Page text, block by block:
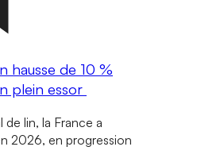
hausse de 10 %
plein essor
lin, la France a
2026, en progression